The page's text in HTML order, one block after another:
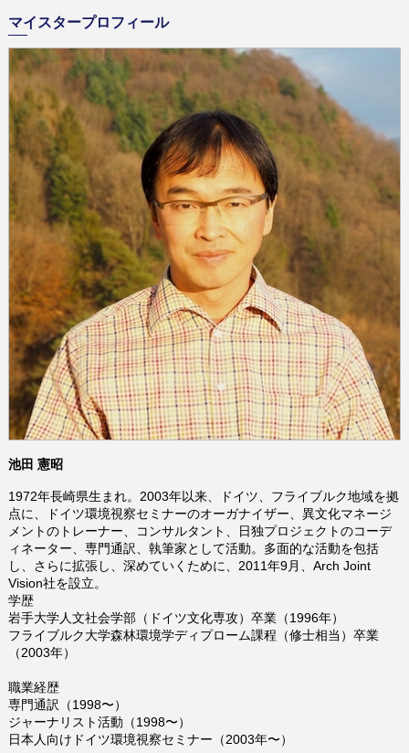
マイスタープロフィール
池田 憲昭
1972年長崎県生まれ。2003年以来、ドイツ、フライブルク地域を拠
点に、ドイツ環境視察セミナーのオーガナイザー、異文化マネージ
メントのトレーナー、コンサルタント、日独プロジェクトのコーデ
ィネーター、専門通訳、執筆家として活動。多面的な活動を包括
し、さらに拡張し、深めていくために、2011年9月、Arch Joint
Vision社を設立。
学歴
岩手大学人文社会学部（ドイツ文化専攻）卒業（1996年）
フライブルク大学森林環境学ディプローム課程（修士相当）卒業
（2003年）
職業経歴
専門通訳（1998〜）
ジャーナリスト活動（1998〜）
日本人向けドイツ環境視察セミナー（2003年〜）